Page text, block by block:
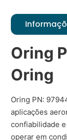
Oring
Oring
Oring PN:
aplicações
confiabilidade
operar em